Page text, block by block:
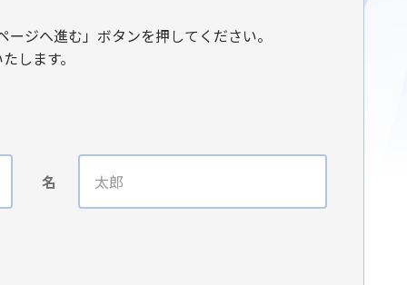
ジへ進む」ボタンを押してください。
します。
名